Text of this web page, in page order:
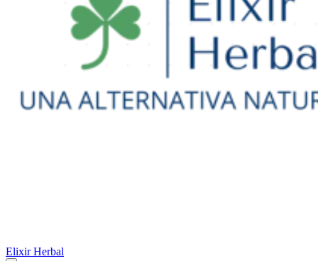
Elixir Herbal